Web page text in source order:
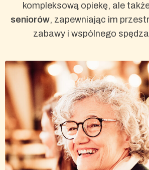
kompleksową opiekę, ale
seniorów, zapewniając im
zabawy i wspólnego